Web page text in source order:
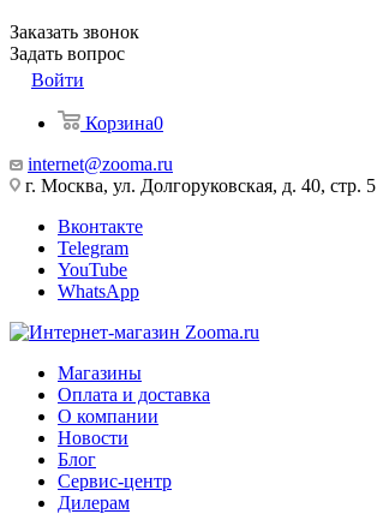
Заказать звонок
Задать вопрос
Войти
Корзина0
internet@zooma.ru
г. Москва, ул. Долгоруковская, д. 40, стр. 5
Вконтакте
Telegram
YouTube
WhatsApp
Магазины
Оплата и доставка
О компании
Новости
Блог
Сервис-центр
Дилерам